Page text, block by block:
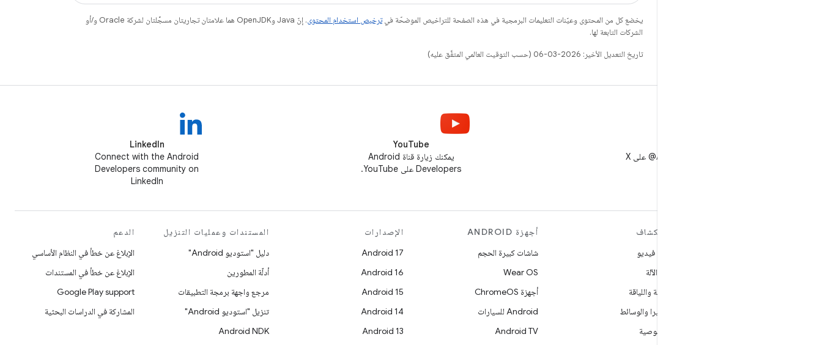
يخضع كل من المحتوى وعيّنات التعليمات البرمجية في هذه الصفحة للتراخيص الموضحّة فيترخيص استخدام المحتوى
. إنّ Java وOpenJDK هما علامتان تجاريتان مسجَّلتان لشركة Oracle و/أو
الشركات التابعة لها.
تاريخ التعديل الأخير: 2026-03-06 (حسب التوقيت العالمي المتفَّق عليه)
YouTube
يمكنك زيارة قناة Android
Developers على YouTube.
LinkedIn
Connect with the Android
Developers community on
LinkedIn
استكشاف
ألعاب فيديو
تعلُم الآلة
الصحة واللياقة
الكاميرا والوسائط
الخصوصية
أجهزة ANDROID
شاشات كبيرة الحجم
Wear OS
أجهزة ChromeOS
Android للسيارات
Android TV
الإصدارات
Android 17
Android 16
Android 15
Android 14
Android 13
المستندات وعمليات التنزيل
دليل "استوديو Android"
أدلّة المطورين
مرجع واجهة برمجة التطبيقات
تنزيل "استوديو Android"
Android NDK
الدعم
الإبلاغ عن خطأ في النظام الأساسي
الإبلاغ عن خطأ في المستندات
Google Play support
المشاركة في الدراسات البحثية